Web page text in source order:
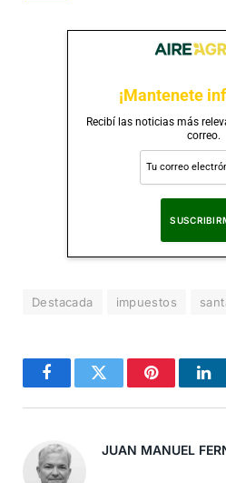
¡Mantenete
Recibí las noticias más
correo.
Destacada impuestos
FacebookTwitter Pinterest
JUAN MANUEL